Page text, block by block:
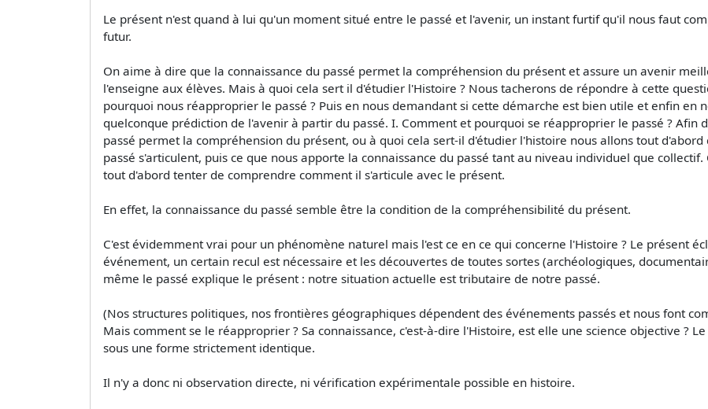
Le présent n'est quand à lui qu'un moment situé entre le passé et l'avenir, un instant furtif qu'il nous faut
futur.
On aime à dire que la connaissance du passé permet la compréhension du présent et assure un avenir
l'enseigne aux élèves. Mais à quoi cela sert il d'étudier l'Histoire ? Nous tacherons de répondre à cette
pourquoi nous réapproprier le passé ? Puis en nous demandant si cette démarche est bien utile et enfin en
quelconque prédiction de l'avenir à partir du passé. I. Comment et pourquoi se réapproprier le passé ? Afin
passé permet la compréhension du présent, ou à quoi cela sert-il d'étudier l'histoire nous allons tout
passé s'articulent, puis ce que nous apporte la connaissance du passé tant au niveau individuel que
tout d'abord tenter de comprendre comment il s'articule avec le présent.
En effet, la connaissance du passé semble être la condition de la compréhensibilité du présent.
C'est évidemment vrai pour un phénomène naturel mais l'est ce en ce qui concerne l'Histoire ? Le présent
événement, un certain recul est nécessaire et les découvertes de toutes sortes (archéologiques,
même le passé explique le présent : notre situation actuelle est tributaire de notre passé.
(Nos structures politiques, nos frontières géographiques dépendent des événements passés et nous font
Mais comment se le réapproprier ? Sa connaissance, c'est-à-dire l'Histoire, est elle une science objective ?
sous une forme strictement identique.
Il n'y a donc ni observation directe, ni vérification expérimentale possible en histoire.